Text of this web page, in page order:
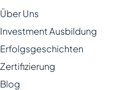
Über Uns
Investment Ausbildung
Erfolgsgeschichten
Zertifizierung
Blog